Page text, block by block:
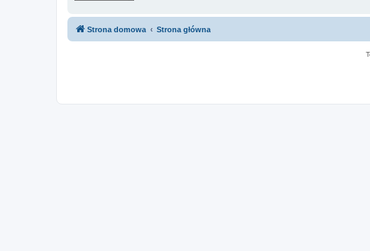
Strona domowa Strona główna